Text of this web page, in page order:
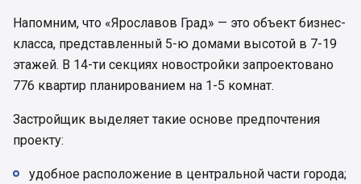
Напомним, что «Ярославов Град» — это объект бизнес-
класса, представленный 5-ю домами высотой в 7-19
этажей. В 14-ти секциях новостройки запроектовано
776 квартир планированием на 1-5 комнат.
Застройщик выделяет такие основе предпочтения
проекту:
удобное расположение в центральной части города;